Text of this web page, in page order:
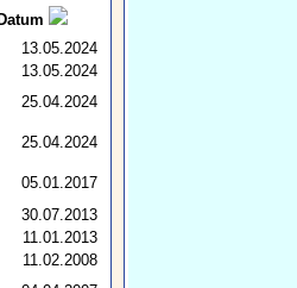
Datum
13.05.2024
13.05.2024
25.04.2024
25.04.2024
05.01.2017
30.07.2013
11.01.2013
11.02.2008